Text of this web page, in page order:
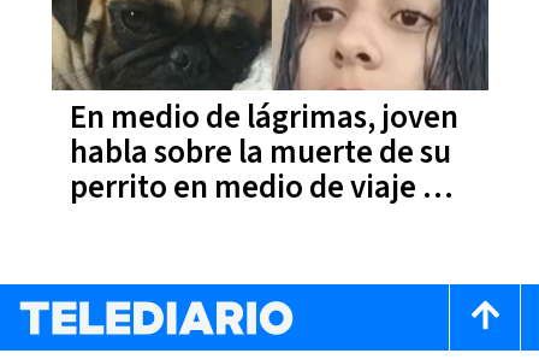
En medio de lágrimas, joven
habla sobre la muerte de su
perrito en medio de viaje de